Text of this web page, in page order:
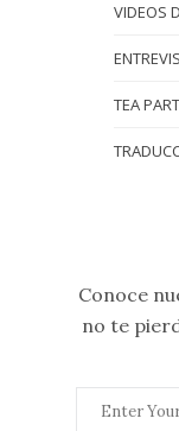
VIDEOS
TEA
Conoce
no te